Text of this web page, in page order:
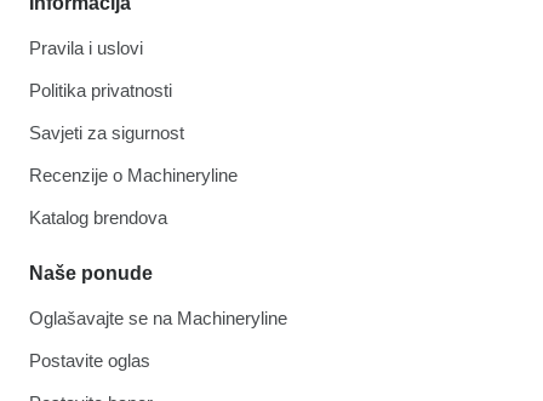
Pravila i uslovi
Politika privatnosti
Savjeti za sigurnost
Recenzije o Machineryline
Katalog brendova
Naše ponude
Oglašavajte se na Machineryline
Postavite oglas